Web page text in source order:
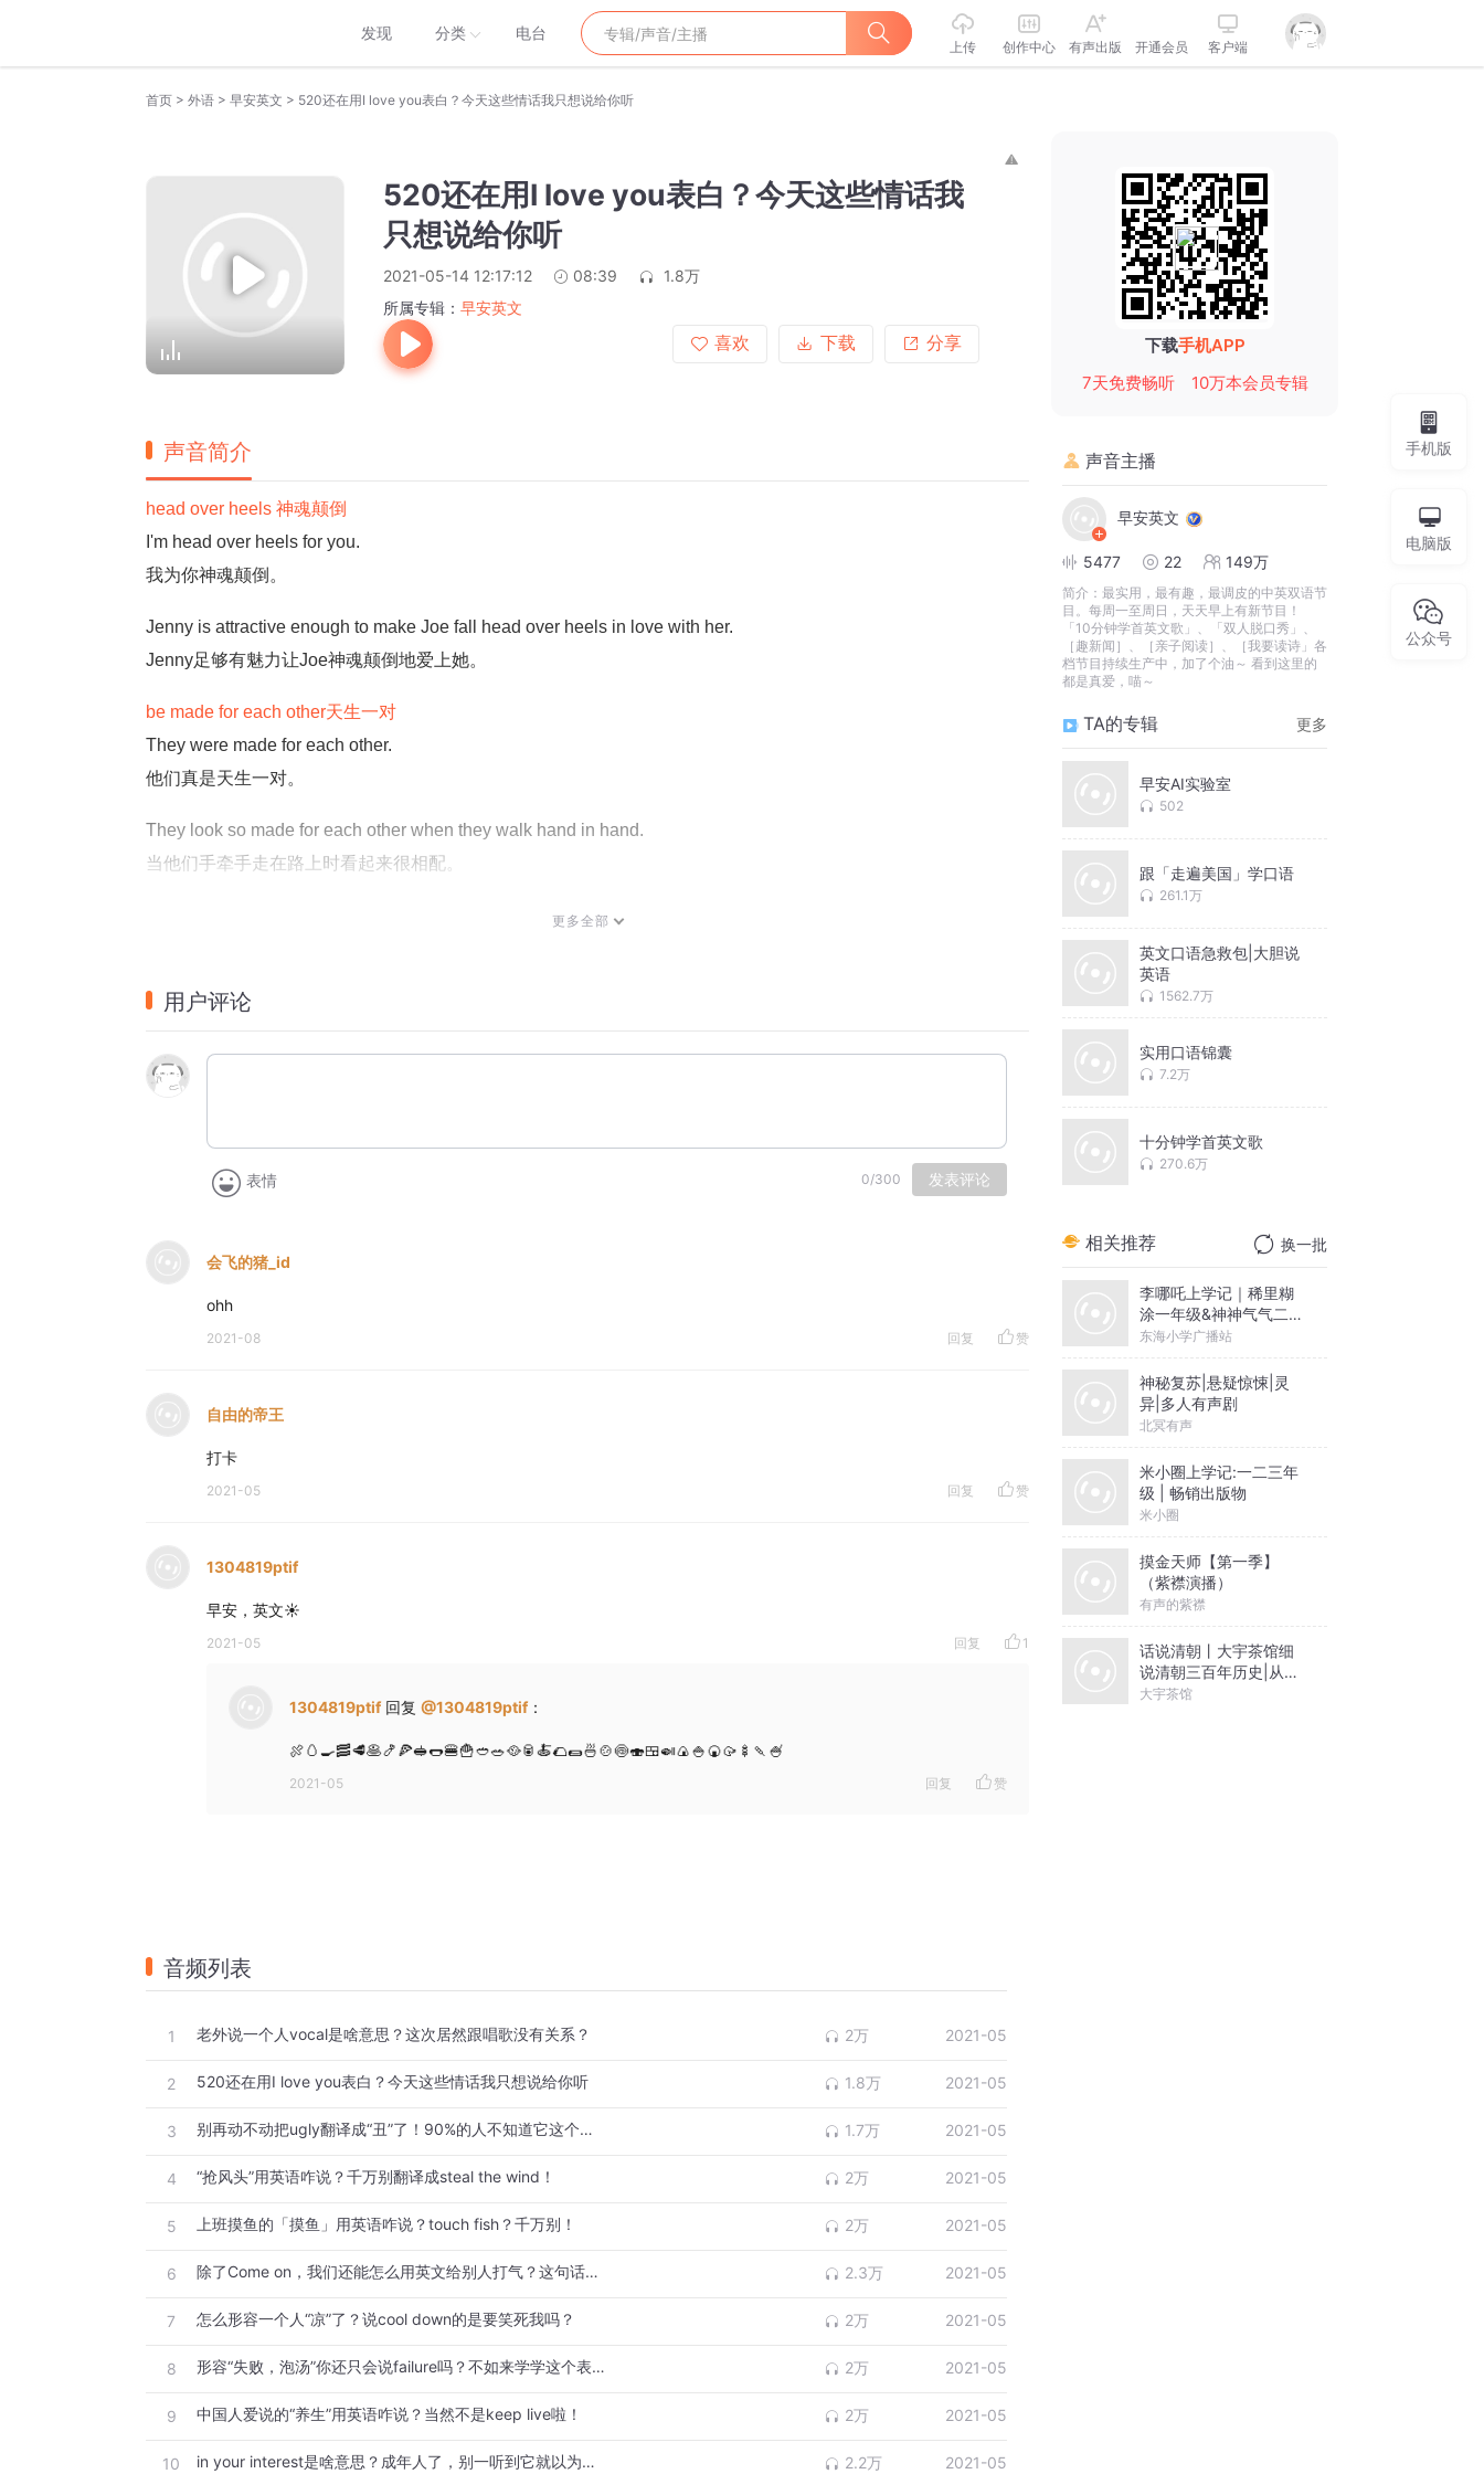
发现 分类 电台
上传 创作中心 有声出版 开通会员 客户端
首页 > 外语 > 早安英文 > 520还在用I love you表白？今天这些情话我只想说给你听
520还在用I love you表白？今天这些情话我
只想说给你听
2021-05-14 12:17:12 08:39
1.8万
所属专辑： 早安英文
喜欢
下载 分享
声音简介
head over heels 神魂颠倒
I'm head over heels for you.
我为你神魂颠倒。
Jenny is attractive enough to make Joe fall head over heels in love with her.
Jenny足够有魅力让Joe神魂颠倒地爱上她。
be made for each other天生一对
They were made for each other.
他们真是天生一对。
They look so made for each other when they walk hand in hand.
当他们手牵手走在路上时看起来很相配。
我觉得我们俩可能是玩真的了，我们都已经和对方说过“我爱你”。
更多全部
用户评论
表情 0/300 发表评论
会飞的猪_id
ohh
2021-08 回复 赞
自由的帝王
打卡
2021-05 回复 赞
1304819ptif
早安，英文☀️
2021-05 回复 1
1304819ptif 回复 @1304819ptif：
🍖🥚🍳🥓🥩🥞🍤🍕🥪🌭🍔🍟🥙🥗🥘🥫🍝🌮🌯🍜🍲🍥🍣🍱🍛🍙🍚🍘🥠🍢🍡🍧
2021-05 回复 赞
音频列表
1 老外说一个人vocal是啥意思？这次居然跟唱歌没有关系？ 2万 2021-05
2 520还在用I love you表白？今天这些情话我只想说给你听 1.8万 2021-05
3 别再动不动把ugly翻译成“丑”了！90%的人不知道它这个意思！ 1.7万 2021-05
4 “抢风头”用英语咋说？千万别翻译成steal the wind！ 2万 2021-05
5 上班摸鱼的「摸鱼」用英语咋说？touch fish？千万别！ 2万 2021-05
6 除了Come on，我们还能怎么用英文给别人打气？这句话必备！ 2.3万 2021-05
7 怎么形容一个人“凉”了？说cool down的是要笑死我吗？ 2万 2021-05
8 形容“失败，泡汤”你还只会说failure吗？不如来学学这个表达！ 2万 2021-05
9 中国人爱说的“养生”用英语咋说？当然不是keep live啦！ 2万 2021-05
10 in your interest是啥意思？成年人了，别一听到它就以为是跟你聊兴趣！ 2.2万 2021-05
下载手机APP
7天免费畅听
10万本会员专辑
声音主播
早安英文
5477 22 149万
简介： 最实用，最有趣，最调皮的中英双语节
目。每周一至周日，天天早上有新节目！
「10分钟学首英文歌」、「双人脱口秀」、
［趣新闻］、［亲子阅读］、［我要读诗」各
档节目持续生产中，加了个油～ 看到这里的
都是真爱，喵～
TA的专辑 更多
早安AI实验室
502
跟「走遍美国」学口语
261.1万
英文口语急救包|大胆说
英语
1562.7万
实用口语锦囊
7.2万
十分钟学首英文歌
270.6万
相关推荐 换一批
李哪吒上学记｜稀里糊
涂一年级&神神气气二年
级
东海小学广播站
神秘复苏|悬疑惊悚|灵
异|多人有声剧
北冥有声
米小圈上学记:一二三年
级 | 畅销出版物
米小圈
摸金天师【第一季】
（紫襟演播）
有声的紫襟
话说清朝丨大宇茶馆细
说清朝三百年历史|从努
尔哈赤到末代皇帝溥仪|
大宇茶馆
手机版
电脑版
公众号